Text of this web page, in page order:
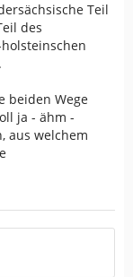
Teil
des
beiden Wege
ja - ähm -
aus welchem